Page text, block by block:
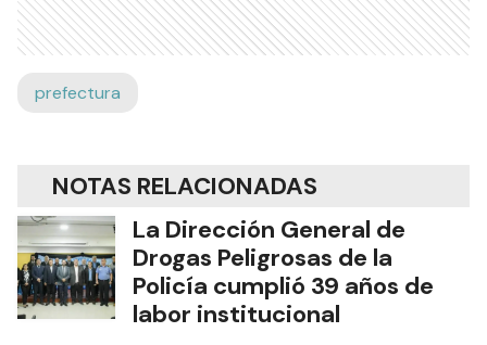
prefectura
NOTAS RELACIONADAS
La Dirección General de
Drogas Peligrosas de la
Policía cumplió 39 años de
labor institucional